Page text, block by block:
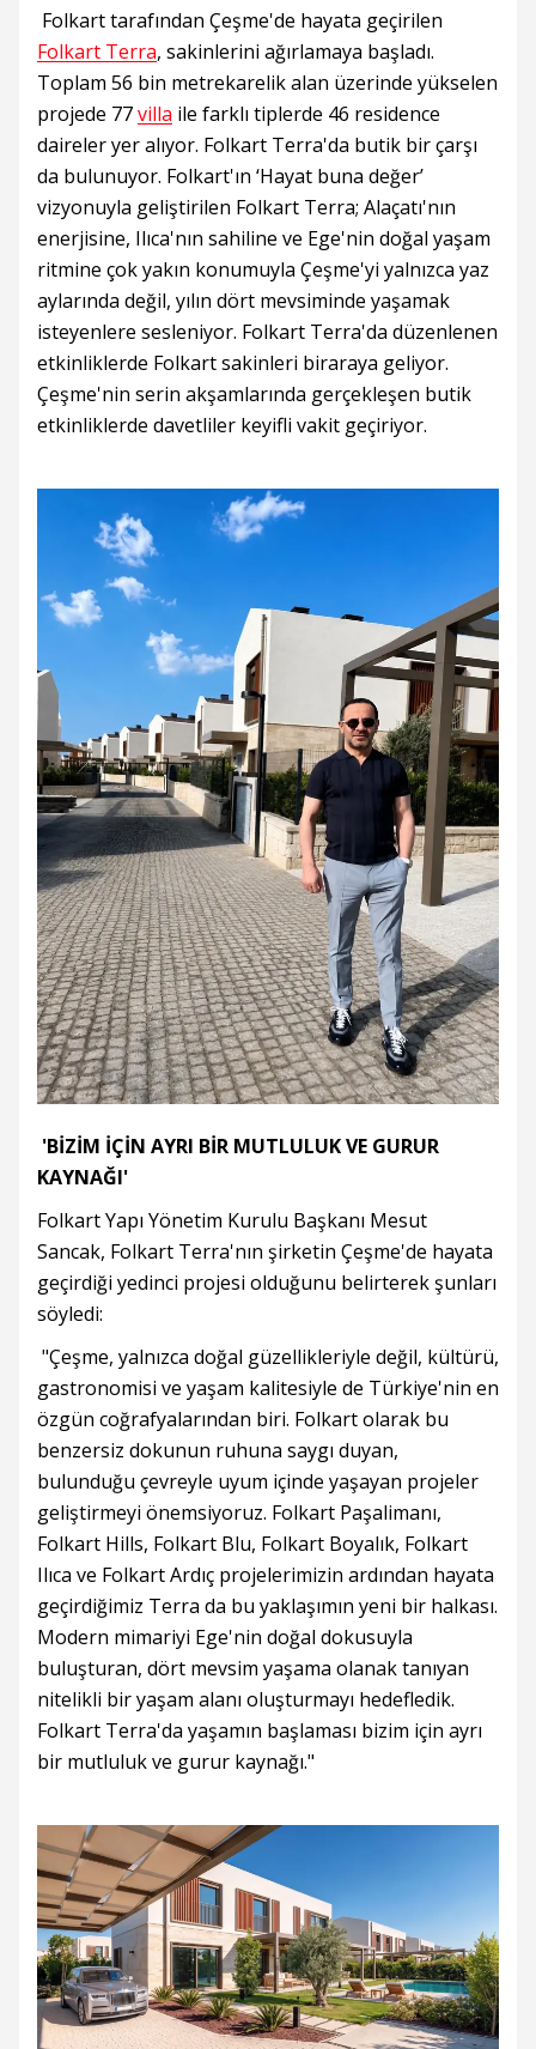
Folkart tarafından Çeşme'de hayata geçirilen
Folkart Terra, sakinlerini ağırlamaya başladı.
Toplam 56 bin metrekarelik alan üzerinde yükselen
projede 77villa ile farklı tiplerde 46 residence
daireler yer alıyor. Folkart Terra'da butik bir çarşı
da bulunuyor. Folkart'ın ‘Hayat buna değer’
vizyonuyla geliştirilen Folkart Terra; Alaçatı'nın
enerjisine, Ilıca'nın sahiline ve Ege'nin doğal yaşam
ritmine çok yakın konumuyla Çeşme'yi yalnızca yaz
aylarında değil, yılın dört mevsiminde yaşamak
isteyenlere sesleniyor. Folkart Terra'da düzenlenen
etkinliklerde Folkart sakinleri biraraya geliyor.
Çeşme'nin serin akşamlarında gerçekleşen butik
etkinliklerde davetliler keyifli vakit geçiriyor.
'BİZİM İÇİN AYRI BİR MUTLULUK VE GURUR
KAYNAĞI'
Folkart Yapı Yönetim Kurulu Başkanı Mesut
Sancak, Folkart Terra'nın şirketin Çeşme'de hayata
geçirdiği yedinci projesi olduğunu belirterek şunları
söyledi:
"Çeşme, yalnızca doğal güzellikleriyle değil, kültürü,
gastronomisi ve yaşam kalitesiyle de Türkiye'nin en
özgün coğrafyalarından biri. Folkart olarak bu
benzersiz dokunun ruhuna saygı duyan,
bulunduğu çevreyle uyum içinde yaşayan projeler
geliştirmeyi önemsiyoruz. Folkart Paşalimanı,
Folkart Hills, Folkart Blu, Folkart Boyalık, Folkart
Ilıca ve Folkart Ardıç projelerimizin ardından hayata
geçirdiğimiz Terra da bu yaklaşımın yeni bir halkası.
Modern mimariyi Ege'nin doğal dokusuyla
buluşturan, dört mevsim yaşama olanak tanıyan
nitelikli bir yaşam alanı oluşturmayı hedefledik.
Folkart Terra'da yaşamın başlaması bizim için ayrı
bir mutluluk ve gurur kaynağı."